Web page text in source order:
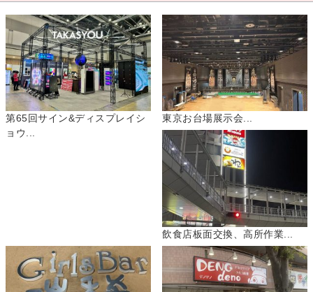
第65回サイン&ディスプレイシ
ョウ...
東京お台場展示会...
飲食店板面交換、高所作業...